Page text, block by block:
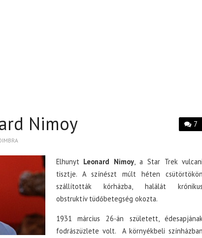
7
Nimoy
Elhunyt Leonard Nimoy, a Star Trek vulcani
tisztje. A színészt múlt héten csütörtökön
szállították kórházba, halálát krónikus
obstruktív tüdőbetegség okozta.
1931 március 26-án született,
fodrászüzlete volt. A környékbeli színházban